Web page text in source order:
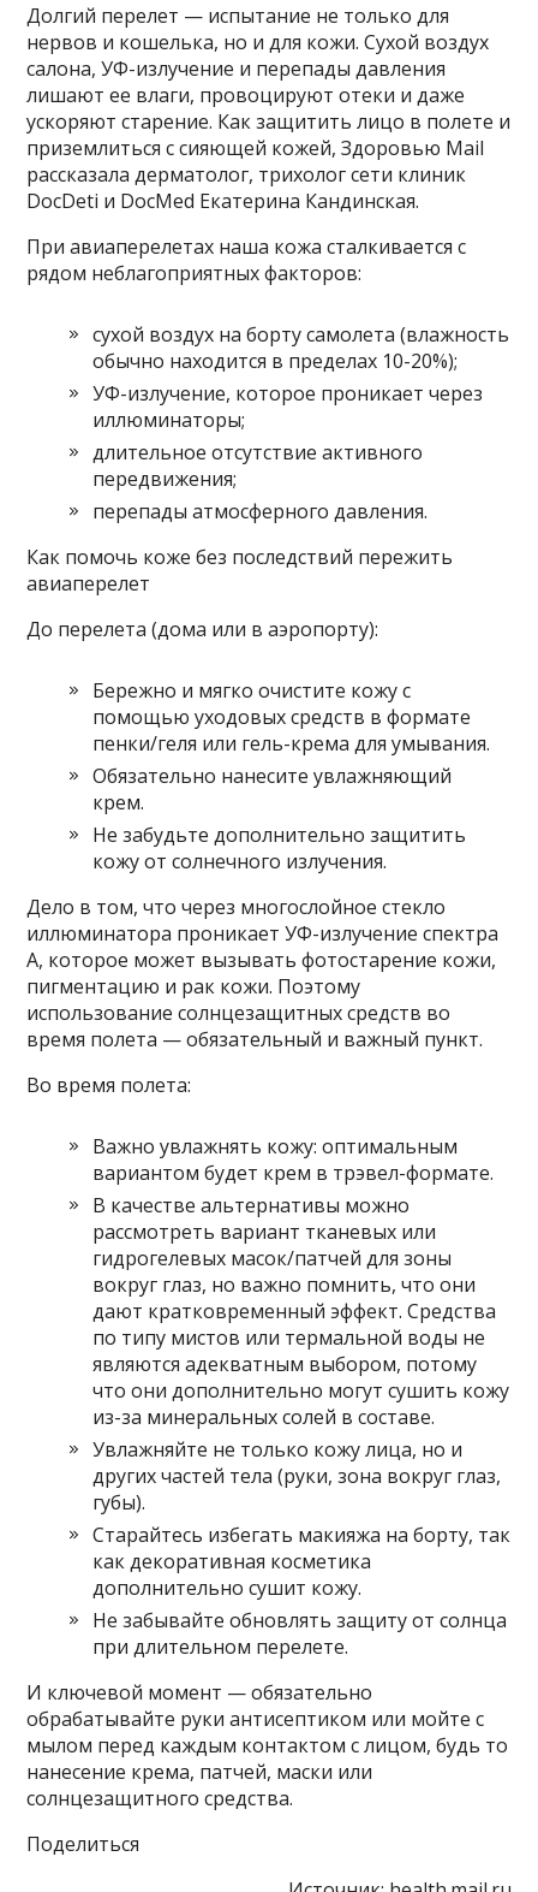
Долгий перелет — испытание не только для
нервов и кошелька, но и для кожи. Сухой воздух
салона, УФ-излучение и перепады давления
лишают ее влаги, провоцируют отеки и даже
ускоряют старение. Как защитить лицо в полете и
приземлиться с сияющей кожей, Здоровью Mail
рассказала дерматолог, трихолог сети клиник
DocDeti и DocMed Екатерина Кандинская.
При авиаперелетах наша кожа сталкивается с
рядом неблагоприятных факторов:
сухой воздух на борту самолета (влажность
обычно находится в пределах 10-20%);
УФ-излучение, которое проникает через
иллюминаторы;
длительное отсутствие активного
передвижения;
перепады атмосферного давления.
Как помочь коже без последствий пережить
авиаперелет
До перелета (дома или в аэропорту):
Бережно и мягко очистите кожу с
помощью уходовых средств в формате
пенки/геля или гель-крема для умывания.
Обязательно нанесите увлажняющий
крем.
Не забудьте дополнительно защитить
кожу от солнечного излучения.
Дело в том, что через многослойное стекло
иллюминатора проникает УФ-излучение спектра
А, которое может вызывать фотостарение кожи,
пигментацию и рак кожи. Поэтому
использование солнцезащитных средств во
время полета — обязательный и важный пункт.
Во время полета:
Важно увлажнять кожу: оптимальным
вариантом будет крем в трэвел-формате.
В качестве альтернативы можно
рассмотреть вариант тканевых или
гидрогелевых масок/патчей для зоны
вокруг глаз, но важно помнить, что они
дают кратковременный эффект. Средства
по типу мистов или термальной воды не
являются адекватным выбором, потому
что они дополнительно могут сушить кожу
из-за минеральных солей в составе.
Увлажняйте не только кожу лица, но и
других частей тела (руки, зона вокруг глаз,
губы).
Старайтесь избегать макияжа на борту, так
как декоративная косметика
дополнительно сушит кожу.
Не забывайте обновлять защиту от солнца
при длительном перелете.
И ключевой момент — обязательно
обрабатывайте руки антисептиком или мойте с
мылом перед каждым контактом с лицом, будь то
нанесение крема, патчей, маски или
солнцезащитного средства.
Поделиться